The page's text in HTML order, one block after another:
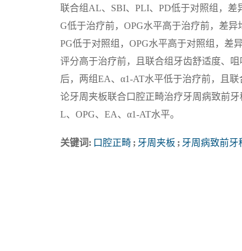
联合组AL、SBI、PLI、PD低于对照组，
G低于治疗前，OPG水平高于治疗前，差
PG低于对照组，OPG水平高于对照组，差
评分高于治疗前，且联合组牙齿舒适度、
后，两组EA、α1-AT水平低于治疗前，且
论牙周夹板联合口腔正畸治疗牙周病致前
L、OPG、EA、α1-AT水平。
关键词: 口腔正畸 ; 牙周夹板 ; 牙周病致前牙